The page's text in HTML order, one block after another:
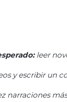
leer
y escribir un
narraciones